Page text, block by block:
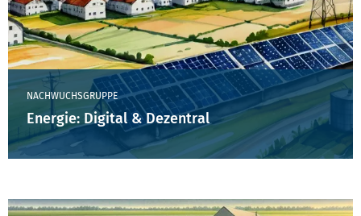
NACHWUCHSGRUPPE
Energie: Digital & Dezentral